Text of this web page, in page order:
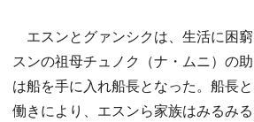
エスンとグァンシクは、生活に困
スンの祖母チュノク（ナ・ムニ）の
は船を手に入れ船長となった。船長
働きにより、エスンら家族はみるみ